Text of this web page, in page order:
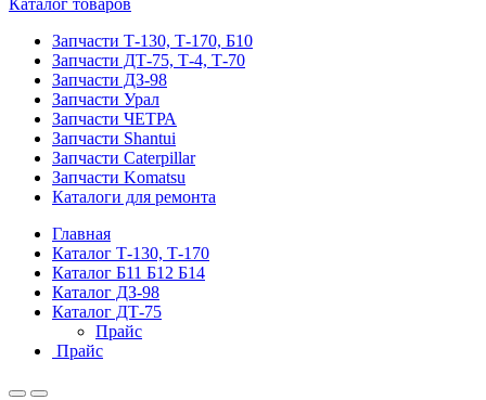
Каталог товаров
Запчасти Т-130, Т-170, Б10
Запчасти ДТ-75, Т-4, Т-70
Запчасти ДЗ-98
Запчасти Урал
Запчасти ЧЕТРА
Запчасти Shantui
Запчасти Caterpillar
Запчасти Komatsu
Каталоги для ремонта
Главная
Каталог Т-130, Т-170
Каталог Б11 Б12 Б14
Каталог ДЗ-98
Каталог ДТ-75
Прайс
Прайс